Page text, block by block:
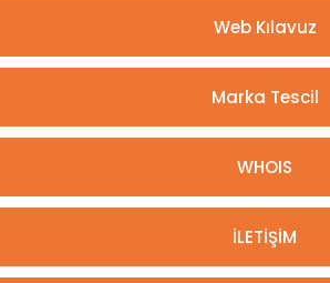
Web Kılavuz
Marka Tescil
WHOIS
İLETİŞİM